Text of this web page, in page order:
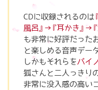
CDに収録されるのは
風呂』→『耳かき』→
も非常に好評だった
と楽しめる音声データ
しかもそれらをバイ
狐さんと二人っきり
非常に没入感の高い